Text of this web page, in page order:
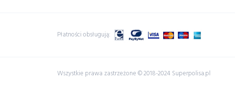
Płatności obsługują:
Wszystkie prawa zastrzeżone © 2018-2024 Superpolisa.pl